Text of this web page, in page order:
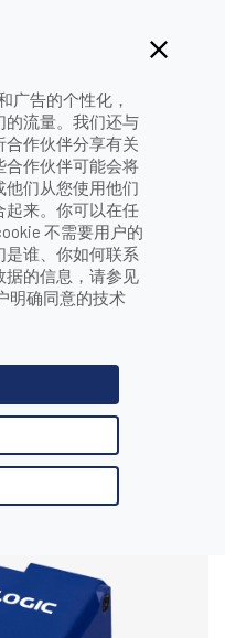
广告的个性化，
的流量。我们还与
作伙伴分享有关
合作伙伴可能会将
们从您使用他们
起来。你可以在任
不需要用户的
是谁、你如何联系
据的信息，请参见
明确同意的技术
值 集成解决方案
描器
请试用